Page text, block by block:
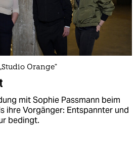
Orange“
mit Sophie Passmann beim
ihre Vorgänger: Entspannter und
bedingt.